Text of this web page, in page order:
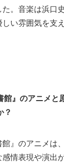
。音楽は浜口
い雰囲気を支
館』のアニメと
？
館』のアニメは
感情表現や演出